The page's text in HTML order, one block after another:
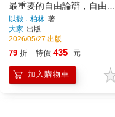
最重要的自由論辯，自由為
何既能解放人，也能奴役人
以撒．柏林 著
大家 出版
2026/05/27 出版
79 折 特價 435 元
加入購物車